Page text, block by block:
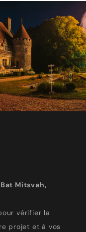
Mitsvah,
vérifier la
projet et à vos